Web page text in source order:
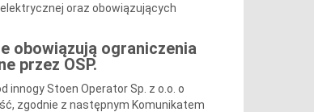
oraz obowiązujących
obowiązują ograniczenia
przez OSP.
innogy Stoen Operator Sp. z o.o. o
zgodnie z następnym Komunikatem